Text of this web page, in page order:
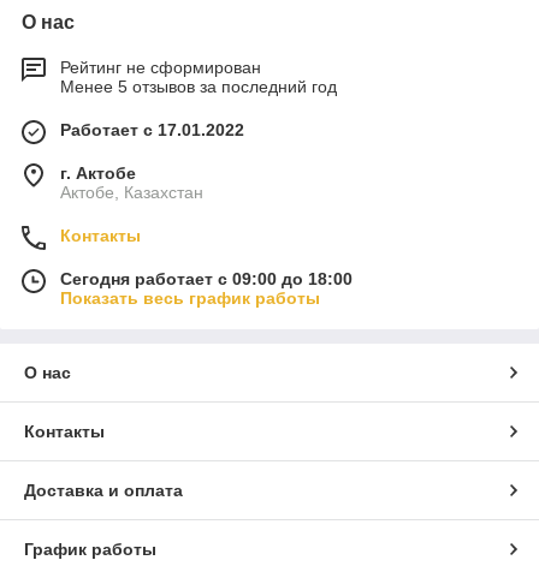
О нас
Рейтинг не сформирован
Менее 5 отзывов за последний год
Работает с 17.01.2022
г. Актобе
Актобе, Казахстан
Контакты
Сегодня работает с 09:00 до 18:00
Показать весь график работы
О нас
Контакты
Доставка и оплата
График работы